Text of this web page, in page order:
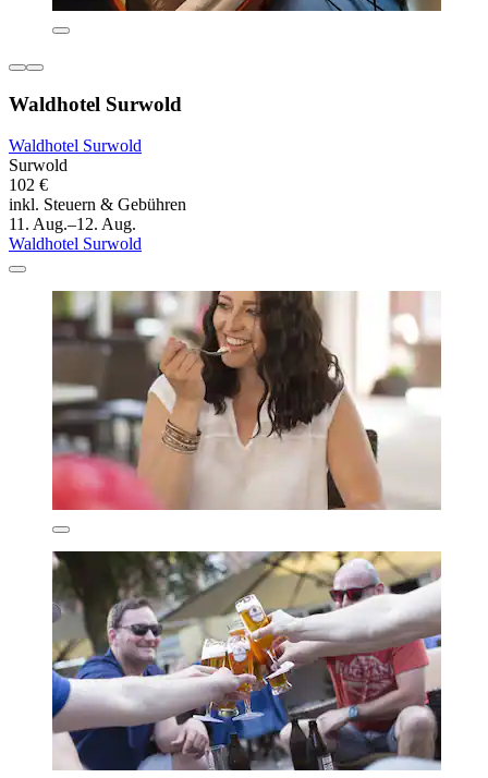
Waldhotel Surwold
Waldhotel Surwold
Surwold
102 €
inkl. Steuern & Gebühren
11. Aug.–12. Aug.
Waldhotel Surwold